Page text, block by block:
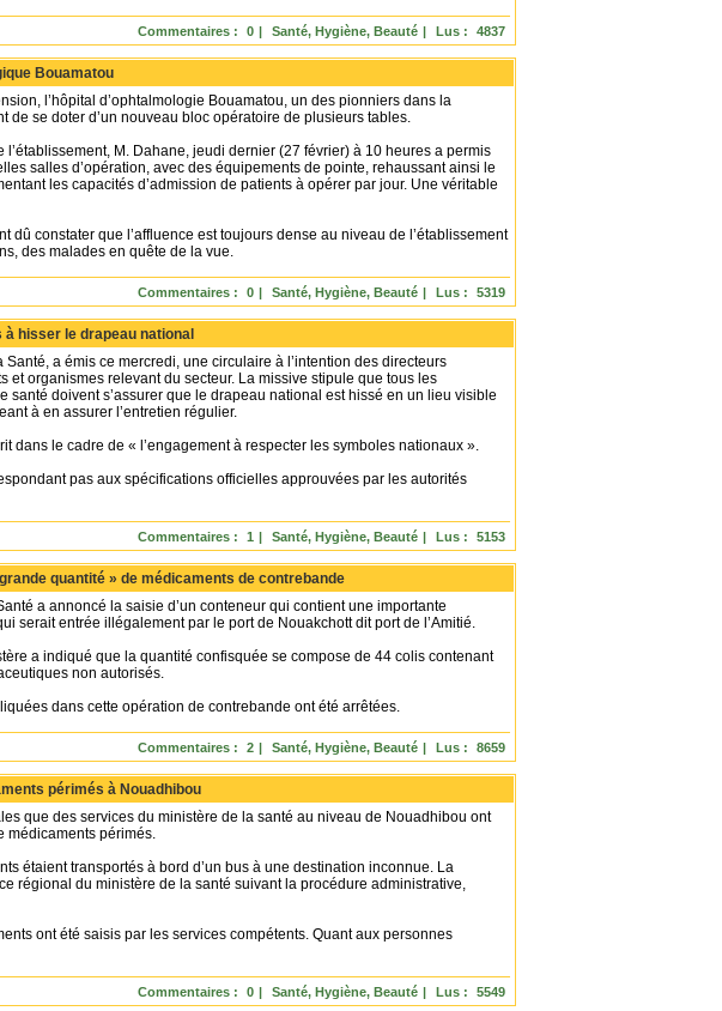
Lus : 4837
Santé, Hygiène, Beauté |
Commentaires : 0 |
Bouamatou
l’hôpital d’ophtalmologie Bouamatou, un des pionniers dans la
de se doter d’un nouveau bloc opératoire de plusieurs tables.
M. Dahane, jeudi dernier (27 février) à 10 heures a permis
salles d’opération, avec des équipements de pointe, rehaussant ainsi le
les capacités d’admission de patients à opérer par jour. Une véritable
dû constater que l’affluence est toujours dense au niveau de l’établissement
des malades en quête de la vue.
Lus : 5319
Santé, Hygiène, Beauté |
Commentaires : 0 |
hisser le drapeau national
a émis ce mercredi, une circulaire à l’intention des directeurs
et organismes relevant du secteur. La missive stipule que tous les
santé doivent s’assurer que le drapeau national est hissé en un lieu visible
à en assurer l’entretien régulier.
dans le cadre de « l’engagement à respecter les symboles nationaux ».
pas aux spécifications officielles approuvées par les autorités
Lus : 5153
Santé, Hygiène, Beauté |
Commentaires : 1 |
quantité » de médicaments de contrebande
a annoncé la saisie d’un conteneur qui contient une importante
serait entrée illégalement par le port de Nouakchott dit port de l’Amitié.
a indiqué que la quantité confisquée se compose de 44 colis contenant
non autorisés.
dans cette opération de contrebande ont été arrêtées.
Lus : 8659
Santé, Hygiène, Beauté |
Commentaires : 2 |
périmés à Nouadhibou
que des services du ministère de la santé au niveau de Nouadhibou ont
médicaments périmés.
étaient transportés à bord d’un bus à une destination inconnue. La
régional du ministère de la santé suivant la procédure administrative,
ont été saisis par les services compétents. Quant aux personnes
Lus : 5549
Santé, Hygiène, Beauté |
Commentaires : 0 |